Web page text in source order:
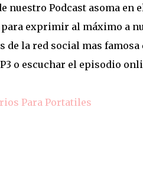
nuestro Podcast asoma
exprimir al máximo a
de la red social mas famosa
o escuchar el episodio
Para Portatiles